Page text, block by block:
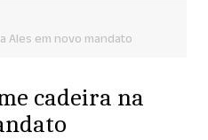
Ales em novo mandato
cadeira na